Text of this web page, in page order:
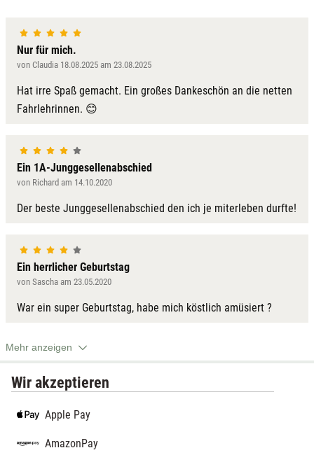
Nur für mich.
von Claudia 18.08.2025 am 23.08.2025
Hat irre Spaß gemacht. Ein großes Dankeschön an die netten
Fahrlehrinnen. 😊
Ein 1A-Junggesellenabschied
von Richard am 14.10.2020
Der beste Junggesellenabschied den ich je miterleben durfte!
Ein herrlicher Geburtstag
von Sascha am 23.05.2020
War ein super Geburtstag, habe mich köstlich amüsiert ?
Mehr anzeigen
Wir akzeptieren
Apple Pay
AmazonPay